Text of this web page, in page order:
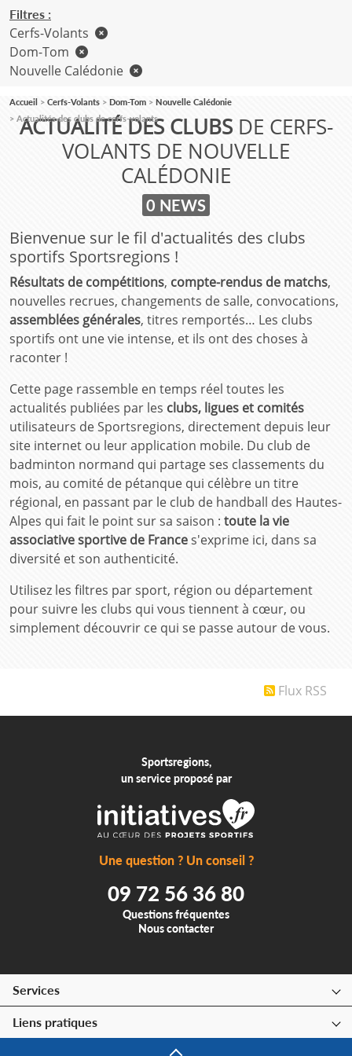
ACTUALITÉ DES CLUBSDE CERFS-
VOLANTS DE NOUVELLE
CALÉDONIE
0 NEWS
Bienvenue sur le fil d'actualités des clubs
sportifs Sportsregions !
Résultats de compétitions, compte-rendus de matchs,
nouvelles recrues, changements de salle, convocations,
assemblées générales, titres remportés… Les clubs
sportifs ont une vie intense, et ils ont des choses à
raconter !
Cette page rassemble en temps réel toutes les
actualités publiées par les clubs, ligues et comités
utilisateurs de Sportsregions, directement depuis leur
site internet ou leur application mobile. Du club de
badminton normand qui partage ses classements du
mois, au comité de pétanque qui célèbre un titre
régional, en passant par le club de handball des Hautes-
Alpes qui fait le point sur sa saison : toute la vie
associative sportive de Frances'exprime ici, dans sa
diversité et son authenticité.
Utilisez les filtres par sport, région ou département
pour suivre les clubs qui vous tiennent à cœur, ou
simplement découvrir ce qui se passe autour de vous.
Flux RSS
Filtres :
Cerfs-Volants
Dom-Tom
Nouvelle Calédonie
Accueil Cerfs-Volants Dom-Tom
Nouvelle Calédonie
Actualités des clubs de cerfs-volants
Sportsregions,
un service proposé par
Une question ? Un conseil ?
09 72 56 36 80
Questions fréquentes
Nous contacter
Services
Liens pratiques